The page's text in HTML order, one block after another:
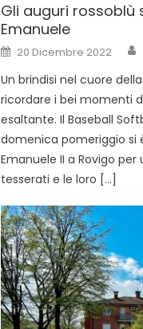
Gli auguri rossoblù
Emanuele
20 Dicembre 2022
Un brindisi nel cuore
ricordare i bei momenti
esaltante. Il Baseball
domenica pomeriggio si
Emanuele II a Rovigo
tesserati e le loro […]